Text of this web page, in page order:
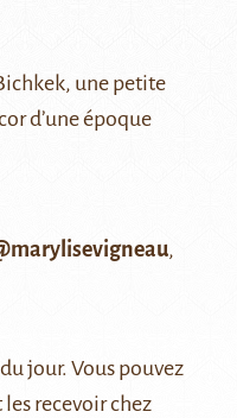
une petite
d’une époque
,
jour. Vous pouvez
les recevoir chez